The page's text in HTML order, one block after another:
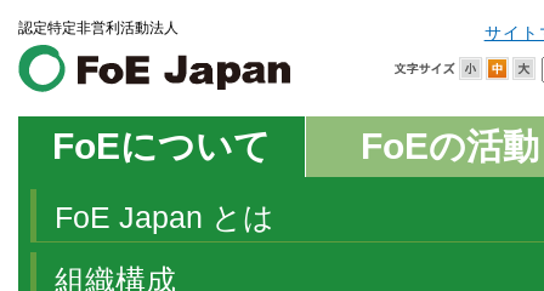
認定特定非営利活動法人 サイト
FoEについて FoEの活動
FoE Japan とは
組織構成